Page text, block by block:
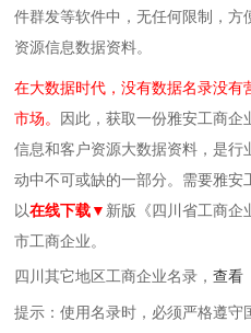
件群发等软件中，无任何限制，
资源信息数据资料。
在大数据时代，没有数据名录没有
市场。 因此，获取一份雅安工商
信息和客户资源大数据资料，是
动中不可或缺的一部分。需要雅
以在线下载▼ 新版《四川省工商企
市工商企业。
四川其它地区工商企业名录，查看
提示：使用名录时，必须严格遵守